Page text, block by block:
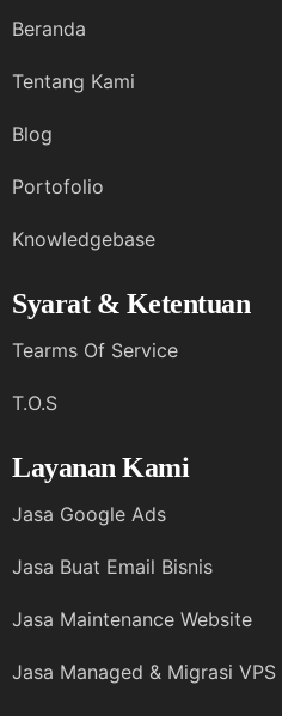
Beranda
Tentang Kami
Blog
Portofolio
Knowledgebase
Syarat & Ketentuan
Tearms Of Service
T.O.S
Layanan Kami
Jasa Google Ads
Jasa Buat Email Bisnis
Jasa Maintenance Website
Jasa Managed & Migrasi VPS